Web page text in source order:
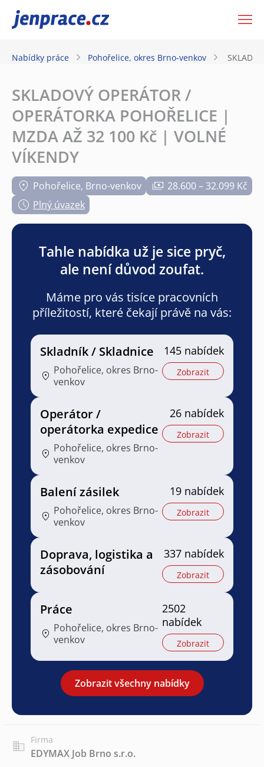
JenPráce.cz
Nabídky práce Pohořelice, okres Brno-venkov
SKLADOVÝ OPERÁTOR /
OPERÁTORKA POHOŘELICE |
MZDA AŽ 32 100 Kč | VOLNÉ
VÍKENDY
Pohořelice, Brno-venkov
28.600 – 32.099 Kč
Plný úvazek
Tahle nabídka už je sice pryč,
ale není důvod zoufat.
Máme pro vás tisíce pracovních
příležitostí, které čekají právě na vás:
Skladník / Skladnice
Pohořelice, okres Brno-
venkov
145 nabídek
Zobrazit
Operátor /
operátorka expedice
Pohořelice, okres Brno-
venkov
26 nabídek
Zobrazit
Balení zásilek
Pohořelice, okres Brno-
venkov
19 nabídek
Zobrazit
Doprava, logistika a
zásobování
337 nabídek
Zobrazit
Práce
Pohořelice, okres Brno-
venkov
2502
nabídek
Zobrazit
Zobrazit všechny nabídky
Firma
EDYMAX Job Brno s.r.o.